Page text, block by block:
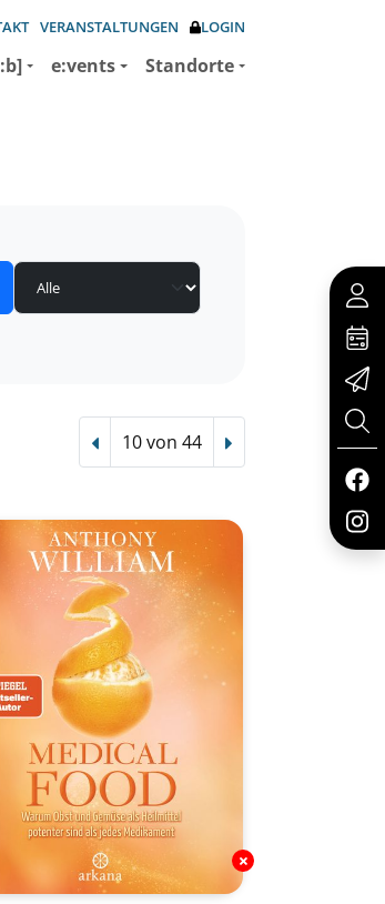
VERANSTALTUNGEN LOGIN
e:vents Standorte
Vorheriger Treffer
10 von 44 Nächster Treffer